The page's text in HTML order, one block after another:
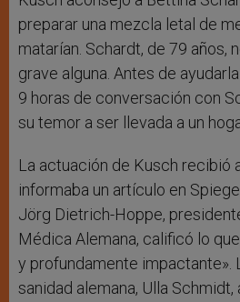
preparar una mezcla letal de
matarían. Schardt, de 79 años,
grave alguna. Antes de
9 horas de conversación con
su temor a ser llevada a un
La actuación de Kusch recibió
informaba un artículo en
Jörg Dietrich-Hoppe,
Médica Alemana, calificó lo
y profundamente impactante».
sanidad alemana, Ulla Schmidt,